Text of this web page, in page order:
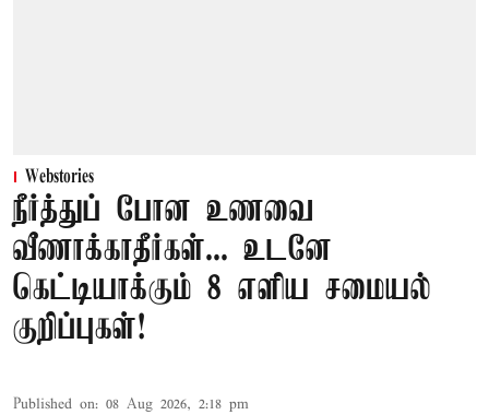
Webstories
நீர்த்துப் போன உணவை
வீணாக்காதீர்கள்... உடனே
கெட்டியாக்கும் 8 எளிய சமையல்
குறிப்புகள்!
Published on: 08 Aug 2026, 2:18 pm